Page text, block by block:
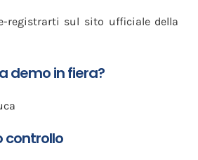
registrarti sul sito ufficiale della
demo in fiera?
controllo